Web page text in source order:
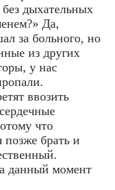
дыхательных
Да,
за больного, но
из других
у нас
ввозить
что
позже брать и
данный момент